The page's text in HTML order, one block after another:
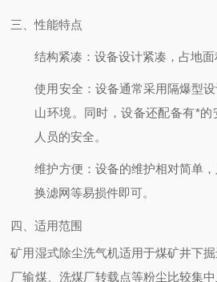
三、性能特点
结构紧凑 ：设备设计紧凑，占地
使用安全 ：设备通常采用隔爆型
山环境。同时，设备还配备有*
人员的安全。
维护方便 ：设备的维护相对简单
换滤网等易损件即可。
四、适用范围
矿用湿式除尘洗气机适用于煤矿井下
厂输煤、洗煤厂转载点等粉尘比较集